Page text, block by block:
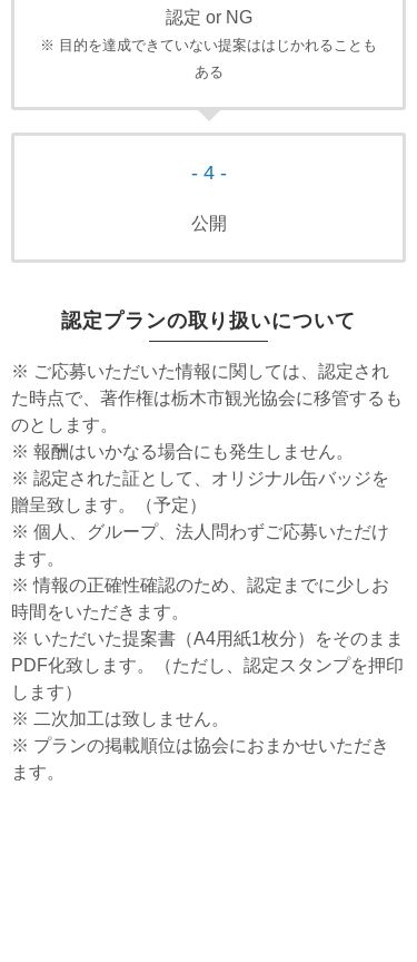
認定 or NG
※ 目的を達成できていない提案ははじかれることも
ある
- 4 -
公開
認定プランの取り扱いについて
※ ご応募いただいた情報に関しては、認定され
た時点で、著作権は栃木市観光協会に移管するも
のとします。
※ 報酬はいかなる場合にも発生しません。
※ 認定された証として、オリジナル缶バッジを
贈呈致します。（予定）
※ 個人、グループ、法人問わずご応募いただけ
ます。
※ 情報の正確性確認のため、認定までに少しお
時間をいただきます。
※ いただいた提案書（A4用紙1枚分）をそのまま
PDF化致します。（ただし、認定スタンプを押印
します）
※ 二次加工は致しません。
※ プランの掲載順位は協会におまかせいただき
ます。